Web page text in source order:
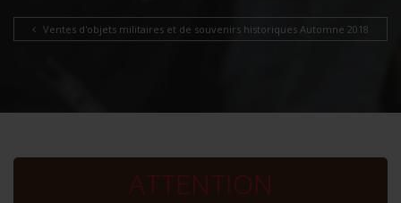
Ventes d'objets militaires et de souvenirs historiques Automne 2018
ATTENTION